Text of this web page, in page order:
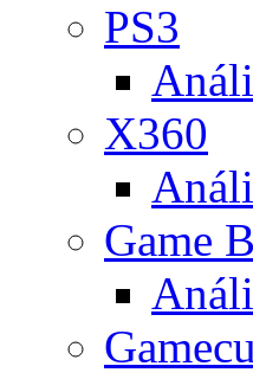
PS3
X360
Game